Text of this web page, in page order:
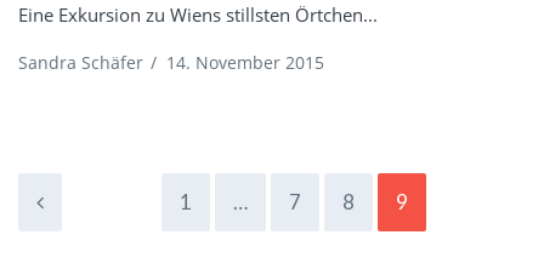
Eine Exkursion zu Wiens stillsten Örtchen...
Sandra Schäfer / 14. November 2015
1 … 7 8 9